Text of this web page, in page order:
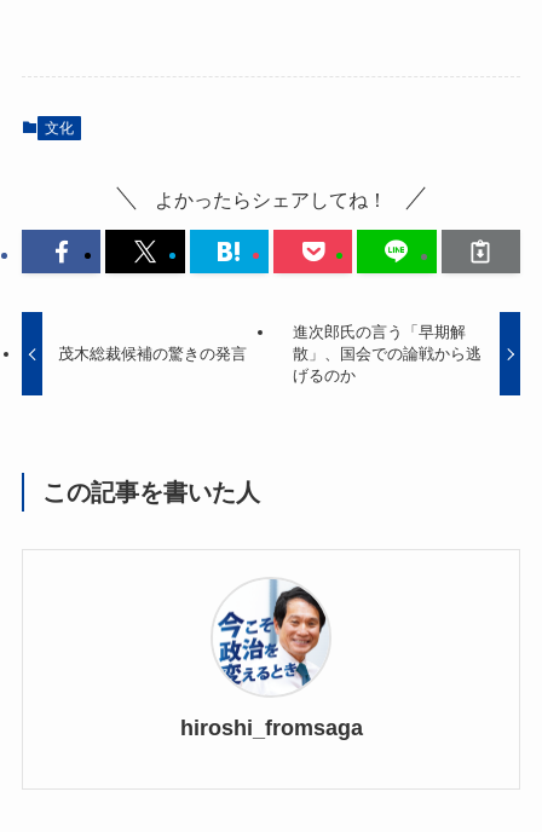
文化
よかったらシェアしてね！
茂木総裁候補の驚きの発言
進次郎氏の言う「早期解
散」、国会での論戦から逃
げるのか
この記事を書いた人
hiroshi_fromsaga